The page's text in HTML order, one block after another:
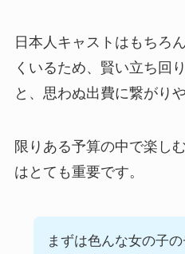
日本人キャストはもちろ
くいるため、賢い立ち回
と、思わぬ出費に繋がり
限りある予算の中で楽し
はとても重要です。
まずは色んな女の子